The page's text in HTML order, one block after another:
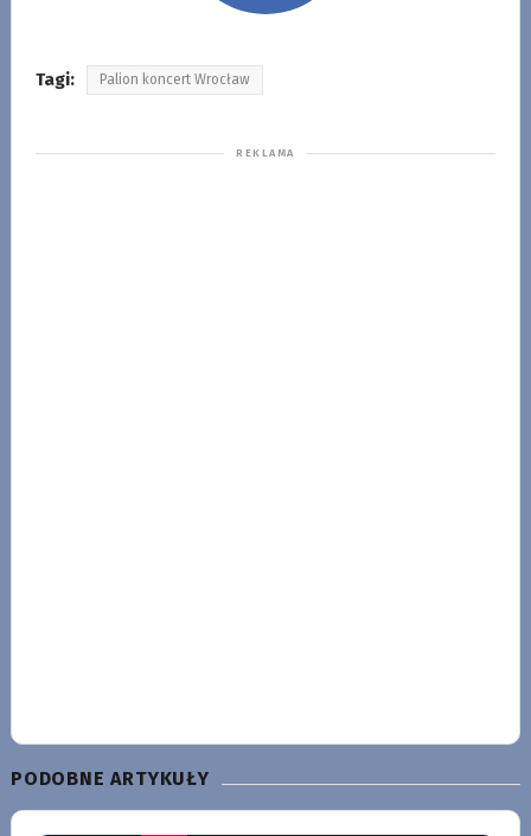
Tagi: Palion koncert Wrocław
PODOBNE ARTYKUŁY